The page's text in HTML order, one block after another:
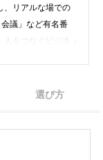
、リアルな場での
議」など有名番
をつなぐビジネ
選び方